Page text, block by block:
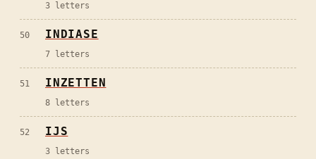
3 letters
50 INDIASE
7 letters
51 INZETTEN
8 letters
52 IJS
3 letters